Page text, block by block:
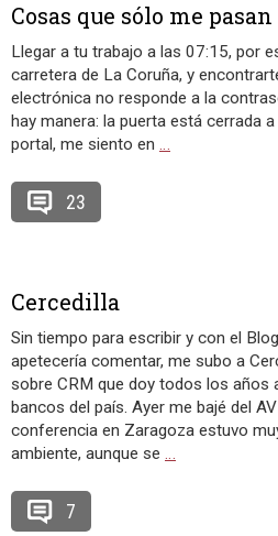
Cosas que sólo me
Llegar a tu trabajo a las 07:15, por
carretera de La Coruña, y
electrónica no responde a la
hay manera: la puerta está cerrada
portal, me siento en …
23
Cercedilla
Sin tiempo para escribir y con el
apetecería comentar, me subo a
sobre CRM que doy todos los años
bancos del país. Ayer me bajé del
conferencia en Zaragoza estuvo
ambiente, aunque se …
7